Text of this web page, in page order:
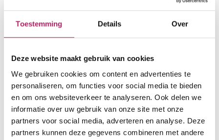
Toestemming Details Over
Deze website maakt gebruik van cookies
We gebruiken cookies om content en advertenties te
personaliseren, om functies voor social media te bieden
en om ons websiteverkeer te analyseren. Ook delen we
informatie over uw gebruik van onze site met onze
partners voor social media, adverteren en analyse. Deze
partners kunnen deze gegevens combineren met andere
064214529
www.jims.be
Openingsuren nu open